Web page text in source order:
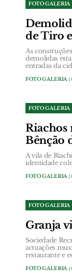
FOTO GALERIA
de Tiro
As
demolidas
entradas da
FOTO GALERIA |
FOTO GALERIA
Riachos
Bênção
A vila de
identidade
FOTO GALERIA |
FOTO GALERIA
Granja
Sociedade
actuações
restaurante e
FOTO GALERIA |